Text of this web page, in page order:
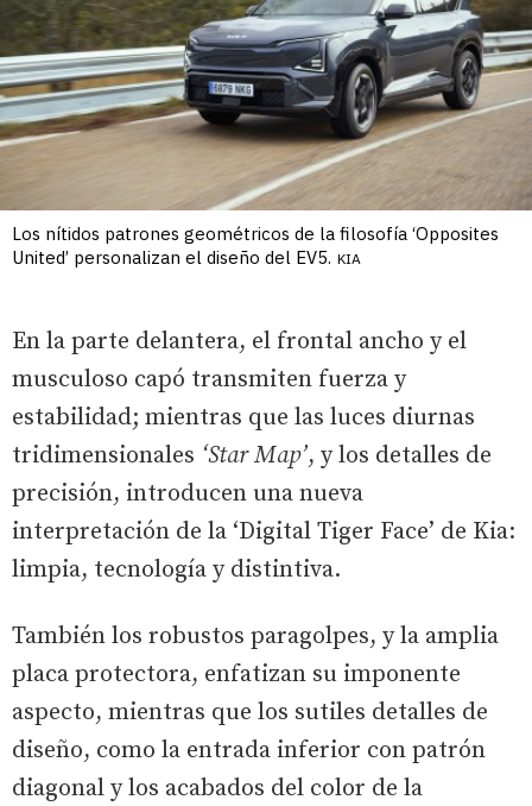
Los nítidos patrones geométricos de la filosofía ‘Opposites
United’ personalizan el diseño del EV5. KIA
En la parte delantera, el frontal ancho y el
musculoso capó transmiten fuerza y
estabilidad; mientras que las luces diurnas
tridimensionales ‘Star Map’, y los detalles de
precisión, introducen una nueva
interpretación de la ‘Digital Tiger Face’ de Kia:
limpia, tecnología y distintiva.
También los robustos paragolpes, y la amplia
placa protectora, enfatizan su imponente
aspecto, mientras que los sutiles detalles de
diseño, como la entrada inferior con patrón
diagonal y los acabados del color de la